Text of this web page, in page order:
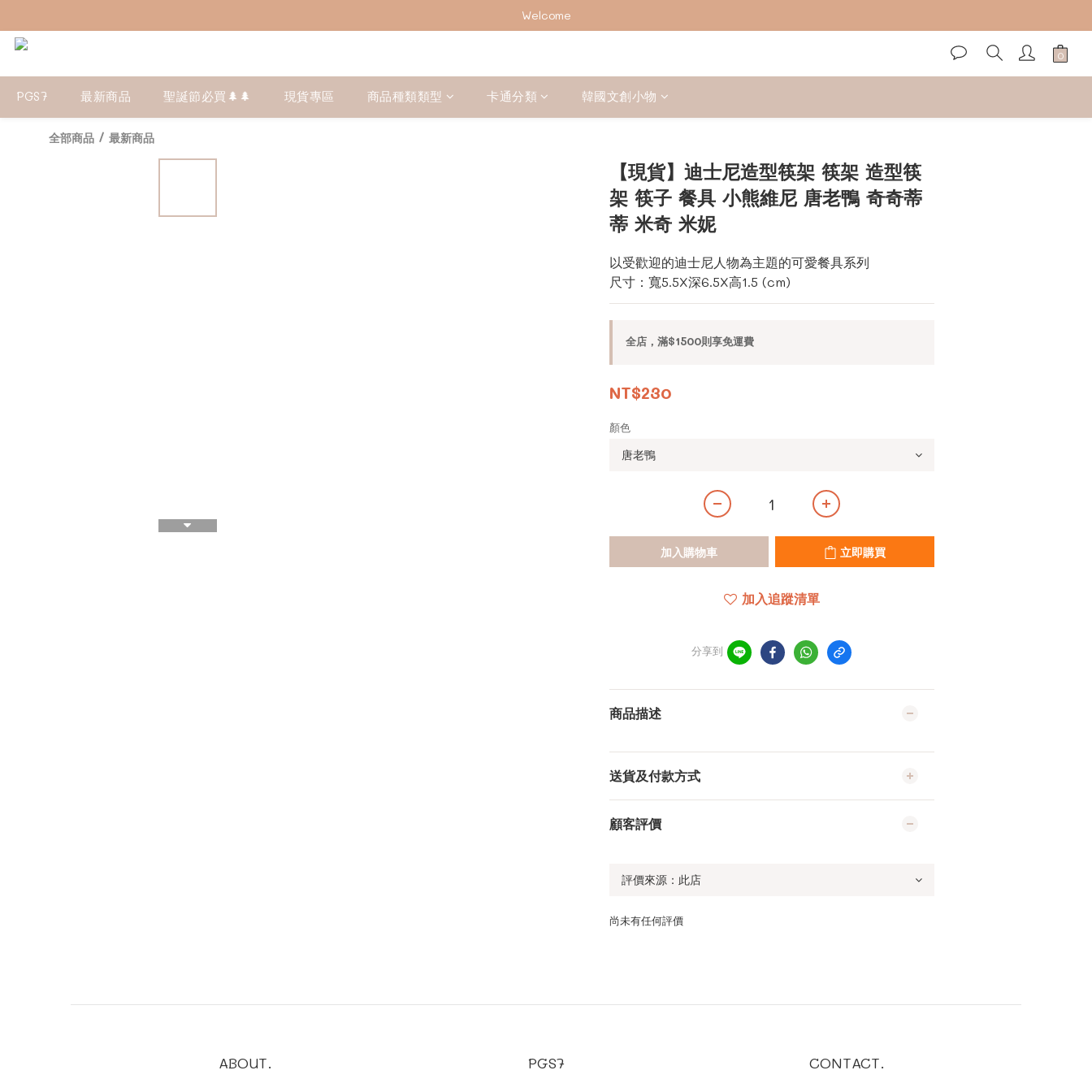
加入會員下單享2%回饋紅利 ❤❤
Welcome
PGS7 最新商品 聖誕節必買🌲🌲 現貨專區 商品種類類型 卡通分類 韓國文創小物
全部商品 / 最新商品
【現貨】迪士尼造型筷架 筷架 造型筷
架 筷子 餐具 小熊維尼 唐老鴨 奇奇蒂
蒂 米奇 米妮
以受歡迎的迪士尼人物為主題的可愛餐具系列
尺寸：寬5.5X深6.5X高1.5 (cm)
全店，滿$1500則享免運費
NT$230
顏色
加入購物車 立即購買
加入追蹤清單
分享到
商品描述
送貨及付款方式
顧客評價
尚未有任何評價
ABOUT. PGS7 CONTACT.